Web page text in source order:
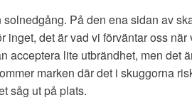
På den ena sidan av
inget, det är vad vi förväntar oss
acceptera lite utbrändhet, men det
marken där det i skuggorna
såg ut på plats.